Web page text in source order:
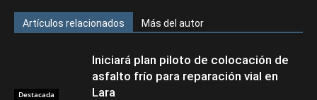
Artículos relacionados Más del autor
Destacada
Iniciará plan piloto de colocación de
asfalto frío para reparación vial en
Lara